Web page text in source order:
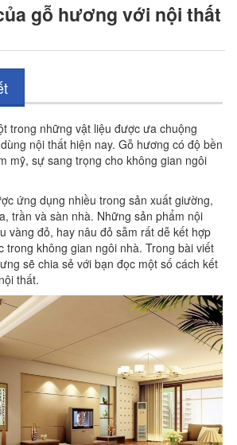
gỗ hương với nội thất
trong những vật liệu được ưa chuộng
nội thất hiện nay. Gỗ hương có độ bền
mỹ, sự sang trọng cho không gian ngôi
ứng dụng nhiều trong sản xuất giường,
trần và sàn nhà. Những sản phẩm nội
vàng đỏ, hay nâu đỏ sẫm rất dễ kết hợp
trong không gian ngôi nhà. Trong bài viết
sẽ chia sẻ với bạn đọc một số cách kết
thất.